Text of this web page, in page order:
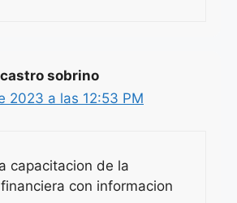
sobrino
2023 a las 12:53 PM
capacitacion de la
con informacion